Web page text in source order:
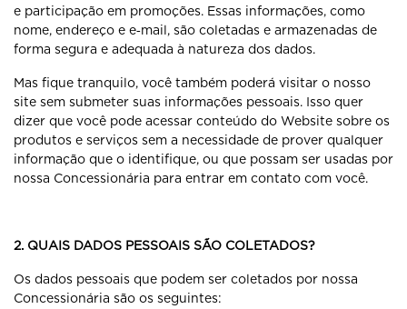
e participação em promoções. Essas informações, como
nome, endereço e e‐mail, são coletadas e armazenadas de
forma segura e adequada à natureza dos dados.
Mas fique tranquilo, você também poderá visitar o nosso
site sem submeter suas informações pessoais. Isso quer
dizer que você pode acessar conteúdo do Website sobre os
produtos e serviços sem a necessidade de prover qualquer
informação que o identifique, ou que possam ser usadas por
nossa Concessionária para entrar em contato com você.
2. QUAIS DADOS PESSOAIS SÃO COLETADOS?
Os dados pessoais que podem ser coletados por nossa
Concessionária são os seguintes: